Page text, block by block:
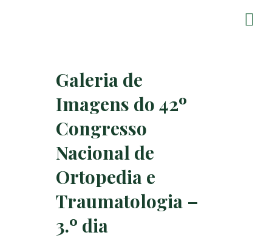
Galeria de
Imagens do 42º
Congresso
Nacional de
Ortopedia e
Traumatologia –
3.º dia